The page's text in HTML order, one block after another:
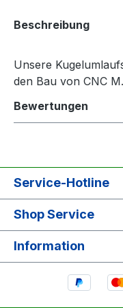
Beschreibung
2005
Unsere
den Bau von CNC
Bewertungen
Service-Hotline
Shop Service
Information